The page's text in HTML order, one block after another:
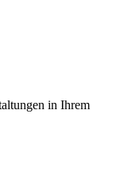
in Ihrem